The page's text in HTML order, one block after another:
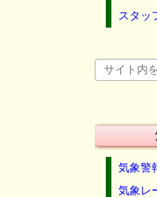
スタッ
気象警
気象レ